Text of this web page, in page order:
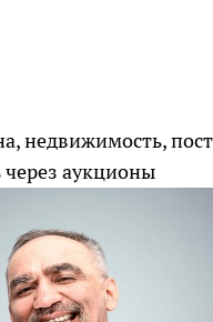
недвижимость,
аукционы